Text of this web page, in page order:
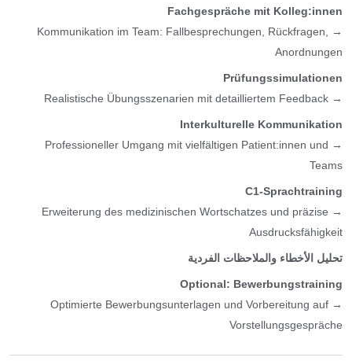
Fachgespräche mit Kolleg:innen
→ Kommunikation im Team: Fallbesprechungen, Rückfragen,
Anordnungen
Prüfungssimulationen
→ Realistische Übungsszenarien mit detailliertem Feedback
Interkulturelle Kommunikation
→ Professioneller Umgang mit vielfältigen Patient:innen und
Teams
C1-Sprachtraining
→ Erweiterung des medizinischen Wortschatzes und präzise
Ausdrucksfähigkeit
تحليل الأخطاء والملاحظات الفردية
Optional: Bewerbungstraining
→ Optimierte Bewerbungsunterlagen und Vorbereitung auf
Vorstellungsgespräche